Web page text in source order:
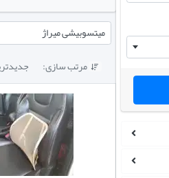
میتسوبیشی میراژ
 مرتب سازی: